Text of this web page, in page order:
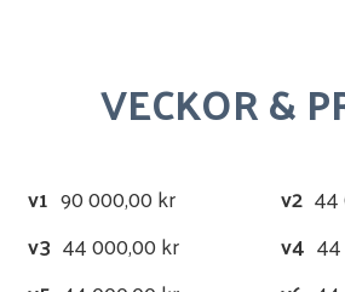
VECKOR &
v1 90 000,00 kr v2
v3 44 000,00 kr v4